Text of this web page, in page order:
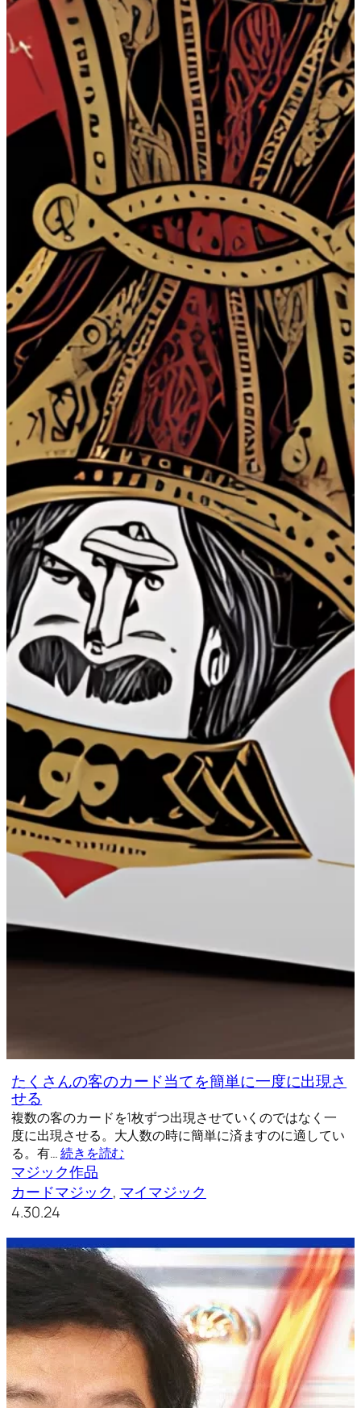
たくさんの客のカード当てを簡単に一度に出現さ
せる
複数の客のカードを1枚ずつ出現させていくのではなく一
度に出現させる。大人数の時に簡単に済ますのに適してい
る。有…続きを読む
マジック作品
カードマジック, マイマジック
4.30.24